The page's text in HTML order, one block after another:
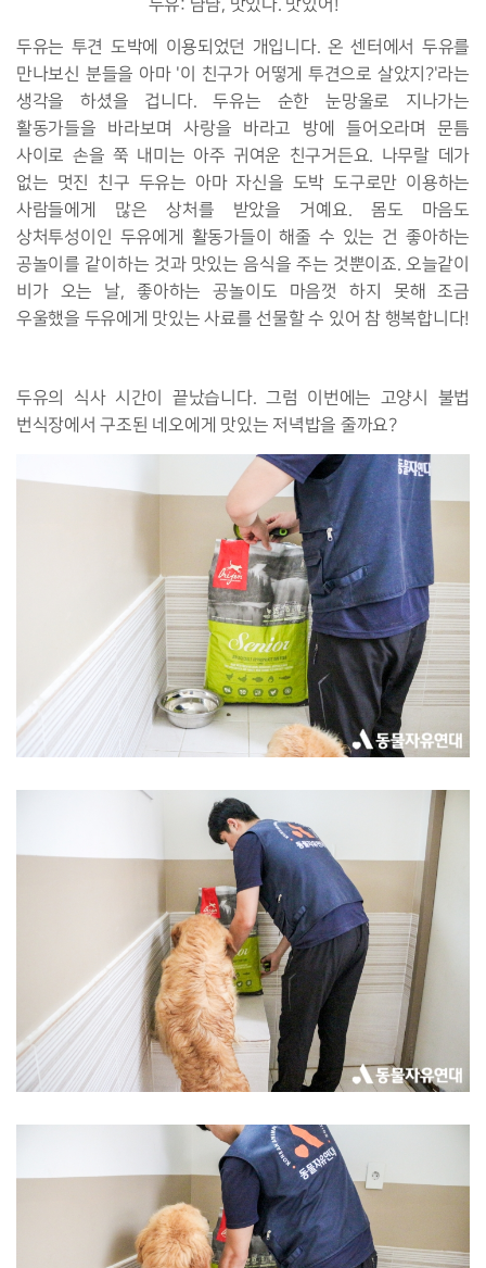
두유: 냠냠, 맛있다. 맛있어!
두유는 투견 도박에 이용되었던 개입니다. 온 센터에서 두유를
만나보신 분들을 아마 '이 친구가 어떻게 투견으로 살았지?'라는
생각을 하셨을 겁니다. 두유는 순한 눈망울로 지나가는
활동가들을 바라보며 사랑을 바라고 방에 들어오라며 문틈
사이로 손을 쭉 내미는 아주 귀여운 친구거든요. 나무랄 데가
없는 멋진 친구 두유는 아마 자신을 도박 도구로만 이용하는
사람들에게 많은 상처를 받았을 거예요. 몸도 마음도
상처투성이인 두유에게 활동가들이 해줄 수 있는 건 좋아하는
공놀이를 같이하는 것과 맛있는 음식을 주는 것뿐이죠. 오늘같이
비가 오는 날, 좋아하는 공놀이도 마음껏 하지 못해 조금
우울했을 두유에게 맛있는 사료를 선물할 수 있어 참 행복합니다!
두유의 식사 시간이 끝났습니다. 그럼 이번에는 고양시 불법
번식장에서 구조된 네오에게 맛있는 저녁밥을 줄까요?